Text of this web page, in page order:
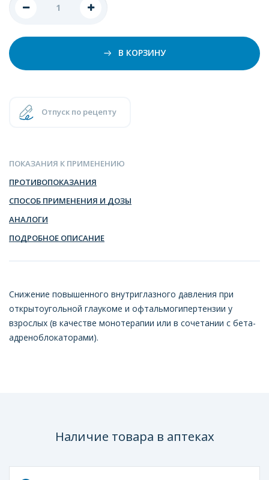
В КОРЗИНУ
Отпуск по рецепту
ПОКАЗАНИЯ К ПРИМЕНЕНИЮ
ПРОТИВОПОКАЗАНИЯ
СПОСОБ ПРИМЕНЕНИЯ И ДОЗЫ
АНАЛОГИ
ПОДРОБНОЕ ОПИСАНИЕ
Снижение повышенного внутриглазного давления при
открытоугольной глаукоме и офтальмогипертензии у
взрослых (в качестве монотерапии или в сочетании с бета-
адреноблокаторами).
Наличие товара в аптеках